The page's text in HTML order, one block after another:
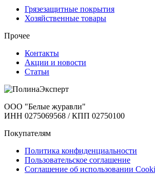
Грязезащитные покрытия
Хозяйственные товары
Прочее
Контакты
Акции и новости
Статьи
ООО "Белые журавли"
ИНН 0275069568 / КПП 02750100
Покупателям
Политика конфиденциальности
Пользовательское соглашение
Соглашение об использовании